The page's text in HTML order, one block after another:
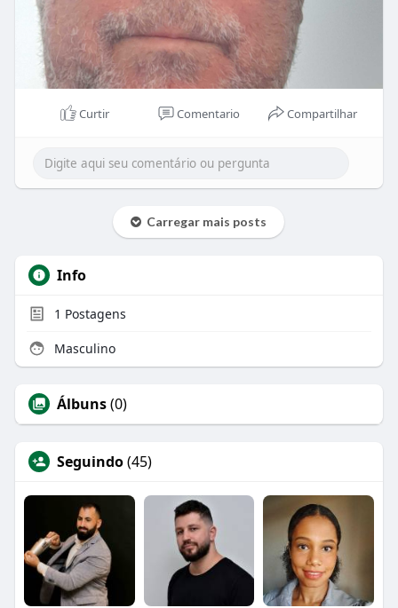
Curtir Comentario Compartilhar
Carregar mais posts
Info
1 Postagens
Masculino
Álbuns(0)
Seguindo(45)